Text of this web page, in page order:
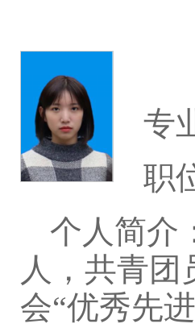
专
职
个人简介
人，共青
会“优秀先